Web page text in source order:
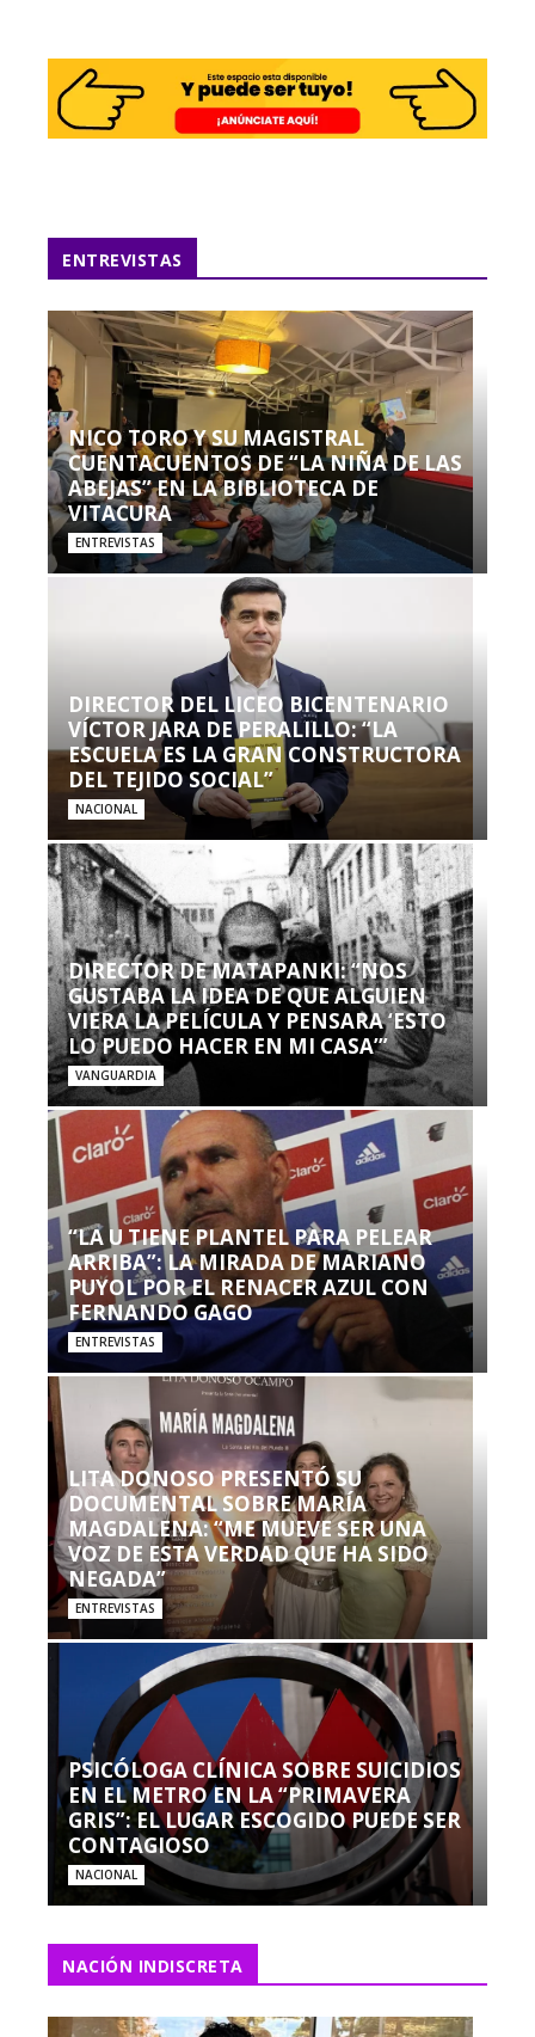
ENTREVISTAS
NICO TORO Y SU MAGISTRAL
CUENTACUENTOS DE “LA NIÑA DE LAS
ABEJAS” EN LA BIBLIOTECA DE
VITACURA
ENTREVISTAS
DIRECTOR DEL LICEO BICENTENARIO
VÍCTOR JARA DE PERALILLO: “LA
ESCUELA ES LA GRAN CONSTRUCTORA
DEL TEJIDO SOCIAL”
NACIONAL
DIRECTOR DE MATAPANKI: “NOS
GUSTABA LA IDEA DE QUE ALGUIEN
VIERA LA PELÍCULA Y PENSARA ‘ESTO
LO PUEDO HACER EN MI CASA’”
VANGUARDIA
“LA U TIENE PLANTEL PARA PELEAR
ARRIBA”: LA MIRADA DE MARIANO
PUYOL POR EL RENACER AZUL CON
FERNANDO GAGO
ENTREVISTAS
LITA DONOSO PRESENTÓ SU
DOCUMENTAL SOBRE MARÍA
MAGDALENA: “ME MUEVE SER UNA
VOZ DE ESTA VERDAD QUE HA SIDO
NEGADA”
ENTREVISTAS
PSICÓLOGA CLÍNICA SOBRE SUICIDIOS
EN EL METRO EN LA “PRIMAVERA
GRIS”: EL LUGAR ESCOGIDO PUEDE SER
CONTAGIOSO
NACIONAL
NACIÓN INDISCRETA